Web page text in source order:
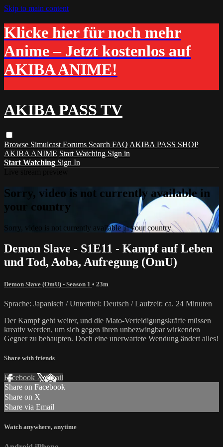
Skip to main content
Klicke hier für noch mehr
Anime – Jetzt kostenlos auf
AKIBA ANIME!
AKIBA PASS TV
Browse Simulcast Forums Search FAQ AKIBA PASS SHOP
AKIBA ANIME Start Watching Sign in
Start Watching Sign In
Sorry, video is not currently available in
your country
Sorry, video is not currently available in your country
Demon Slave - S1E11 - Kampf auf Leben
und Tod, Aoba, Aufregung (OmU)
Demon Slave (OmU) - Season 1 • 23m
Sprache: Japanisch / Untertitel: Deutsch / Laufzeit: ca. 24 Minuten
Der Kampf geht weiter, und die Mato-Verteidigungskräfte müssen
kreativ werden, um sich gegen ihren unbezwingbar wirkenden
Gegner zu behaupten. Doch eine unerwartete Wendung ändert alles!
Share with friends
Facebook XEmail
Share on Facebook
Share on X
Share via Email
Watch anywhere, anytime